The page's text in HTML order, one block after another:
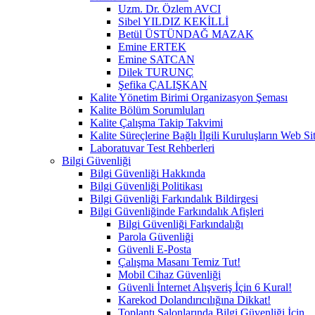
Uzm. Dr. Özlem AVCI
Sibel YILDIZ KEKİLLİ
Betül ÜSTÜNDAĞ MAZAK
Emine ERTEK
Emine SATCAN
Dilek TURUNÇ
Şefika ÇALIŞKAN
Kalite Yönetim Birimi Organizasyon Şeması
Kalite Bölüm Sorumluları
Kalite Çalışma Takip Takvimi
Kalite Süreçlerine Bağlı İlgili Kuruluşların Web
Laboratuvar Test Rehberleri
Bilgi Güvenliği
Bilgi Güvenliği Hakkında
Bilgi Güvenliği Politikası
Bilgi Güvenliği Farkındalık Bildirgesi
Bilgi Güvenliğinde Farkındalık Afişleri
Bilgi Güvenliği Farkındalığı
Parola Güvenliği
Güvenli E-Posta
Çalışma Masanı Temiz Tut!
Mobil Cihaz Güvenliği
Güvenli İnternet Alışveriş İçin 6 Kural!
Karekod Dolandırıcılığına Dikkat!
Toplantı Salonlarında Bilgi Güvenliği İçin